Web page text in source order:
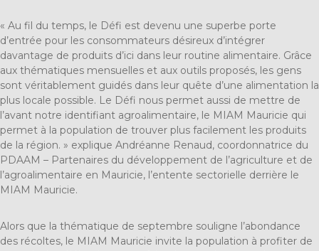
« Au fil du temps, le Défi est devenu une superbe porte
d’entrée pour les consommateurs désireux d’intégrer
davantage de produits d’ici dans leur routine alimentaire. Grâce
aux thématiques mensuelles et aux outils proposés, les gens
sont véritablement guidés dans leur quête d’une alimentation la
plus locale possible. Le Défi nous permet aussi de mettre de
l’avant notre identifiant agroalimentaire, le MIAM Mauricie qui
permet à la population de trouver plus facilement les produits
de la région. » explique Andréanne Renaud, coordonnatrice du
PDAAM – Partenaires du développement de l’agriculture et de
l’agroalimentaire en Mauricie, l’entente sectorielle derrière le
MIAM Mauricie.
Alors que la thématique de septembre souligne l’abondance
des récoltes, le MIAM Mauricie invite la population à profiter de